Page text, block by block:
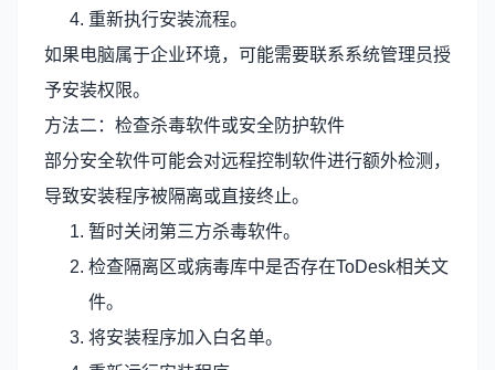
重新执行安装流程。
如果电脑属于企业环境，可能需要联系系统管理员授
予安装权限。
方法二：检查杀毒软件或安全防护软件
部分安全软件可能会对远程控制软件进行额外检测，
导致安装程序被隔离或直接终止。
暂时关闭第三方杀毒软件。
检查隔离区或病毒库中是否存在ToDesk相关文
件。
将安装程序加入白名单。